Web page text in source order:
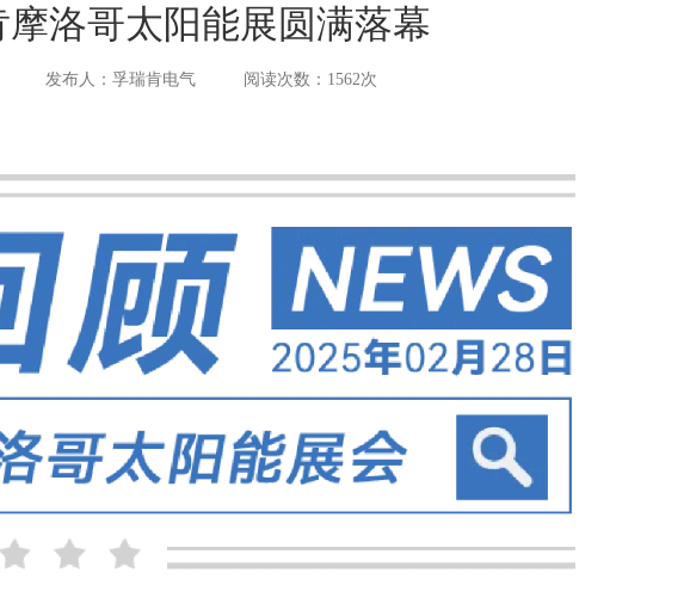
摩洛哥太阳能展圆满落幕
发布人：孚瑞肯电气 阅读次数：1562次